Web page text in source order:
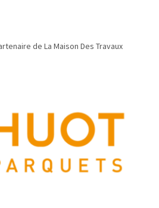
de La Maison Des Travaux